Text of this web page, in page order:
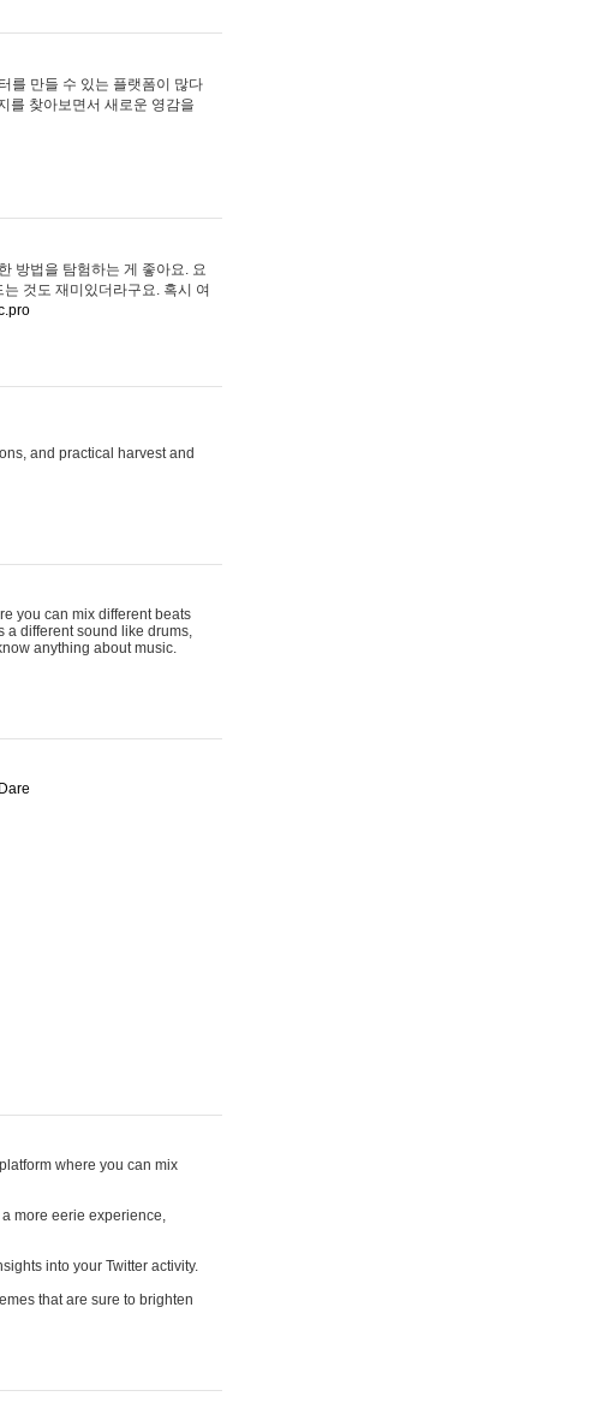
를 만들 수 있는 플랫폼이 많다
를 찾아보면서 새로운 영감을
방법을 탐험하는 게 좋아요. 요
것도 재미있더라구요. 혹시 여
and practical harvest and
you can mix different beats
a different sound like drums,
anything about music.
platform where you can mix
more eerie experience,
into your Twitter activity.
that are sure to brighten